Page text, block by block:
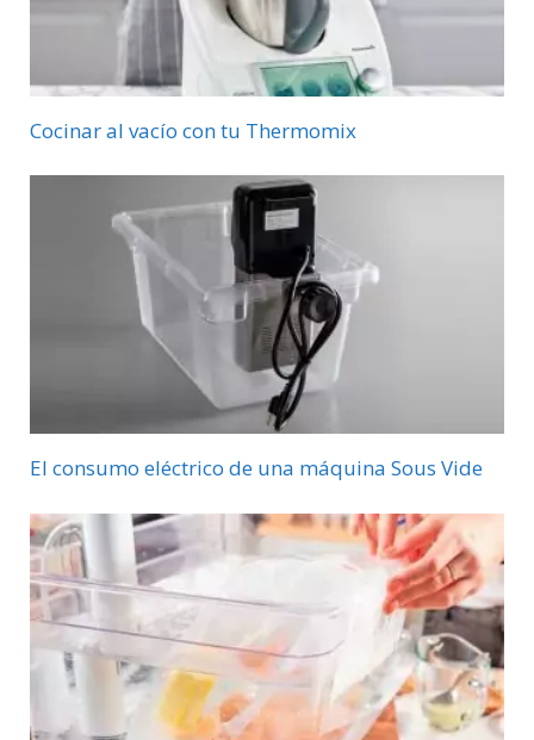
Cocinar al vacío con tu Thermomix
El consumo eléctrico de una máquina Sous Vide